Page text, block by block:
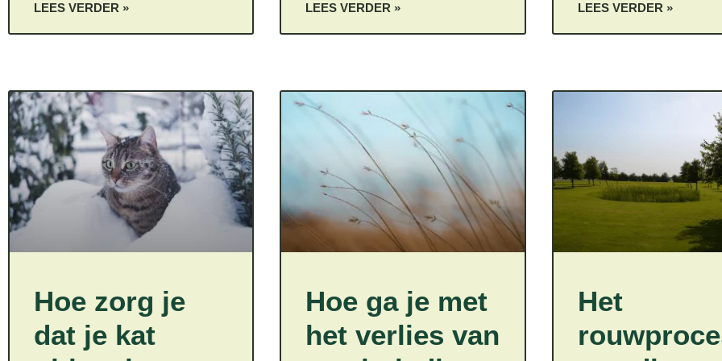
LEES VERDER » LEES VERDER » LEES VERDER »
Hoe zorg je
dat je kat
Hoe ga je met
het verlies van
Het